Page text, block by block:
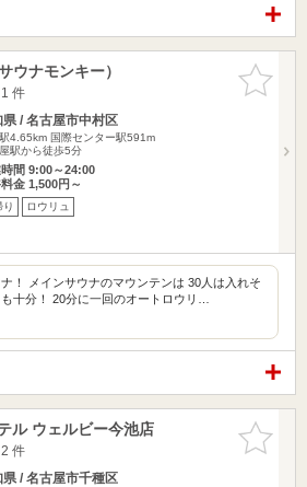
お気に入
りに追加
ウナモンキー）
件
県 / 名古屋市中村区
4.65km 国際センター駅591m
駅から徒歩5分
間 9:00～24:00
料金 1,500円～
り ロウリュ
！ メインサウナのマウンテンは 30人は入れそ
十分！ 20分に一回のオートロウリ…
お気に入
りに追加
ル ウェルビー今池店
件
県 / 名古屋市千種区